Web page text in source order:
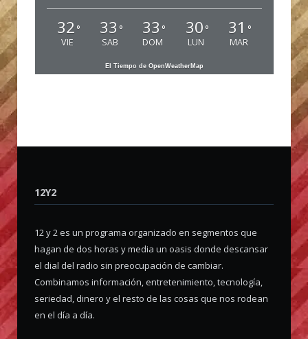
32 °
VIE
33 °
SAB
33 °
DOM
30 °
LUN
31 °
MAR
El Tiempo de OpenWeatherMap
12Y2
12 y 2 es un programa organizado en segmentos que
hagan de dos horas y media un oasis donde descansar
el dial del radio sin preocupación de cambiar.
Combinamos información, entretenimiento, tecnología,
seriedad, dinero y el resto de las cosas que nos rodean
en el día a día.